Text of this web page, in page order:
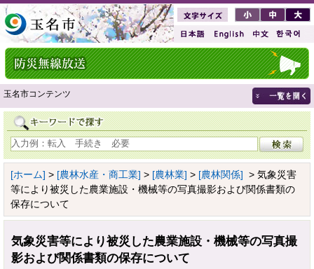
玉名市コンテンツ
[ホーム] > [農林水産・商工業] > [農林業] > [農林関係] > 気象災害
等により被災した農業施設・機械等の写真撮影および関係書類の
保存について
気象災害等により被災した農業施設・機械等の写真撮
影および関係書類の保存について